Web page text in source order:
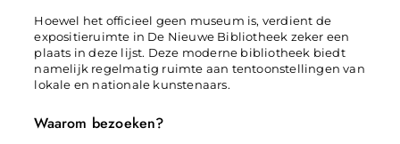
Hoewel het officieel geen museum is, verdient de
expositieruimte in De Nieuwe Bibliotheek zeker een
plaats in deze lijst. Deze moderne bibliotheek biedt
namelijk regelmatig ruimte aan tentoonstellingen van
lokale en nationale kunstenaars.
Waarom bezoeken?